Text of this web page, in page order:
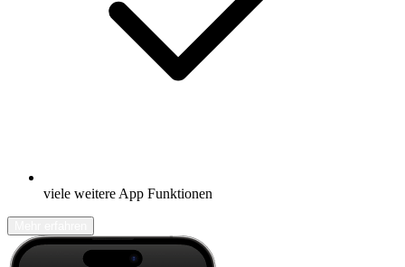
viele weitere App Funktionen